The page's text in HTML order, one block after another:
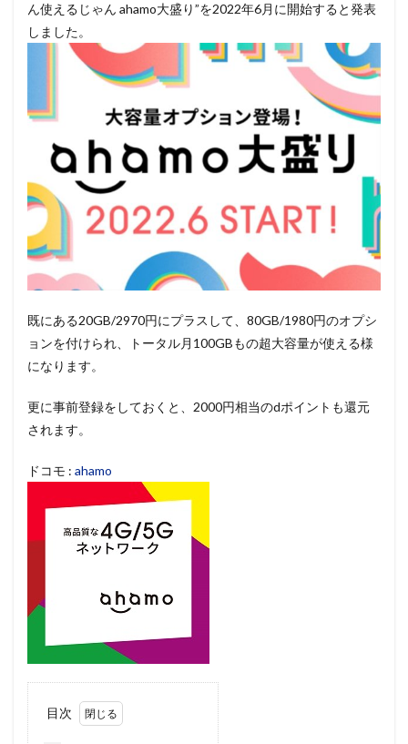
ん使えるじゃん ahamo大盛り”を2022年6月に開始すると発表
しました。
既にある20GB/2970円にプラスして、80GB/1980円のオプシ
ョンを付けられ、トータル月100GBもの超大容量が使える様
になります。
更に事前登録をしておくと、2000円相当のdポイントも還元
されます。
ドコモ : ahamo
目次